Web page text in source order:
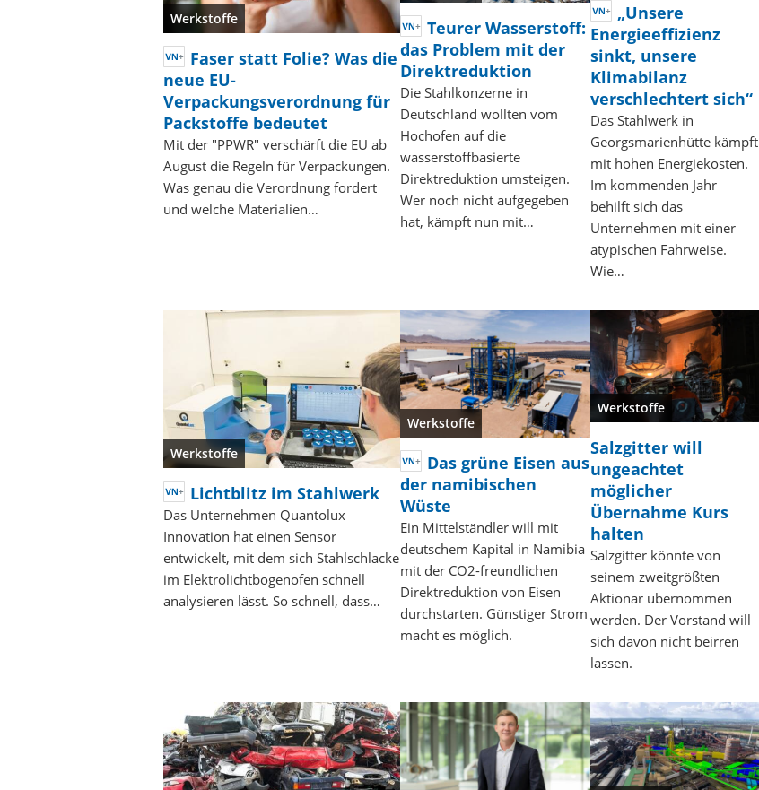
Werkstoffe
Faser statt Folie? Was die
neue EU-
Verpackungsverordnung für
Packstoffe bedeutet
Mit der "PPWR" verschärft die EU ab
August die Regeln für Verpackungen.
Was genau die Verordnung fordert
und welche Materialien…
Teurer Wasserstoff:
das Problem mit der
Direktreduktion
Die Stahlkonzerne in
Deutschland wollten vom
Hochofen auf die
wasserstoffbasierte
Direktreduktion umsteigen.
Wer noch nicht aufgegeben
hat, kämpft nun mit…
„Unsere
Energieeffizienz
sinkt, unsere
Klimabilanz
verschlechtert sich“
Das Stahlwerk in
Georgsmarienhütte kämpft
mit hohen Energiekosten.
Im kommenden Jahr
behilft sich das
Unternehmen mit einer
atypischen Fahrweise.
Wie…
Werkstoffe
Lichtblitz im Stahlwerk
Das Unternehmen Quantolux
Innovation hat einen Sensor
entwickelt, mit dem sich Stahlschlacke
im Elektrolichtbogenofen schnell
analysieren lässt. So schnell, dass…
Werkstoffe
Das grüne Eisen aus
der namibischen
Wüste
Ein Mittelständler will mit
deutschem Kapital in Namibia
mit der CO2-freundlichen
Direktreduktion von Eisen
durchstarten. Günstiger Strom
macht es möglich.
Werkstoffe
Salzgitter will
ungeachtet
möglicher
Übernahme Kurs
halten
Salzgitter könnte von
seinem zweitgrößten
Aktionär übernommen
werden. Der Vorstand will
sich davon nicht beirren
lassen.